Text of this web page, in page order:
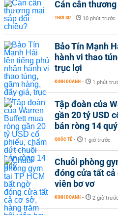
Cán cân
THỜI SỰ - 10 phút trước
Bảo Tín Mạnh
hành vi thao
trục lợi
KINH DOANH - 1 phút
Tập đoàn của
gần 20 tỷ USD
bán ròng 14 quý
QUỐC TẾ - 1 giờ trước
Chuỗi phòng
đóng cửa tất cả
viên bơ vơ
KINH DOANH - 2 giờ